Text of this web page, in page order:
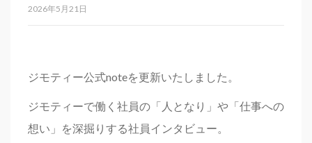
2026年5月21日
ジモティー公式noteを更新いたしました。
ジモティーで働く社員の「人となり」や「仕事への
想い」を深掘りする社員インタビュー。